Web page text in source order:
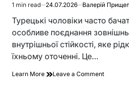
Estimated
read
time
1 min read 24.07.2026 Валерій
Турецькі чоловіки часто
особливе поєднання
внутрішньої стійкості, яке
їхньому оточенні. Це…
Learn More Leave a Commenton